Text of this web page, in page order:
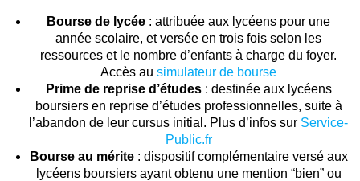
Bourse de lycée : attribuée aux lycéens pour une
année scolaire, et versée en trois fois selon les
ressources et le nombre d’enfants à charge du foyer.
Accès au simulateur de bourse
Prime de reprise d’études: destinée aux lycéens
boursiers en reprise d’études professionnelles, suite à
l’abandon de leur cursus initial. Plus d’infos sur Service-
Public.fr
Bourse au mérite: dispositif complémentaire versé aux
lycéens boursiers ayant obtenu une mention “bien” ou